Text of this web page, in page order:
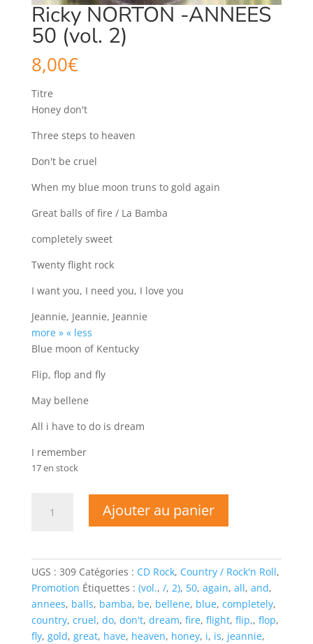
Ricky NORTON -ANNEES
50 (vol. 2)
8,00€
Titre
Honey don't
Three steps to heaven
Don't be cruel
When my blue moon truns to gold again
Great balls of fire / La Bamba
completely sweet
Twenty flight rock
I want you, I need you, I love you
Jeannie, Jeannie, Jeannie
more » « less
Blue moon of Kentucky
Flip, flop and fly
May bellene
All i have to do is dream
I remember
17 en stock
ANNEES
2)
Ajouter au panier
UGS : 309 Catégories : CD Rock, Country / Rock'n Roll,
Promotion Étiquettes : (vol., /, 2), 50, again, all, and,
annees, balls, bamba, be, bellene, blue, completely,
country, cruel, do, don't, dream, fire, flight, flip,, flop,
fly, gold, great, have, heaven, honey, i, is, jeannie,